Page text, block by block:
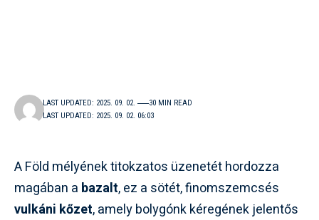
LAST UPDATED: 2025. 09. 02. 06:03
LAST UPDATED: 2025. 09. 02. 30 MIN READ
A Föld mélyének titokzatos üzenetét hordozza
magában a bazalt, ez a sötét, finomszemcsés
vulkáni kőzet, amely bolygónk kéregének jelentős